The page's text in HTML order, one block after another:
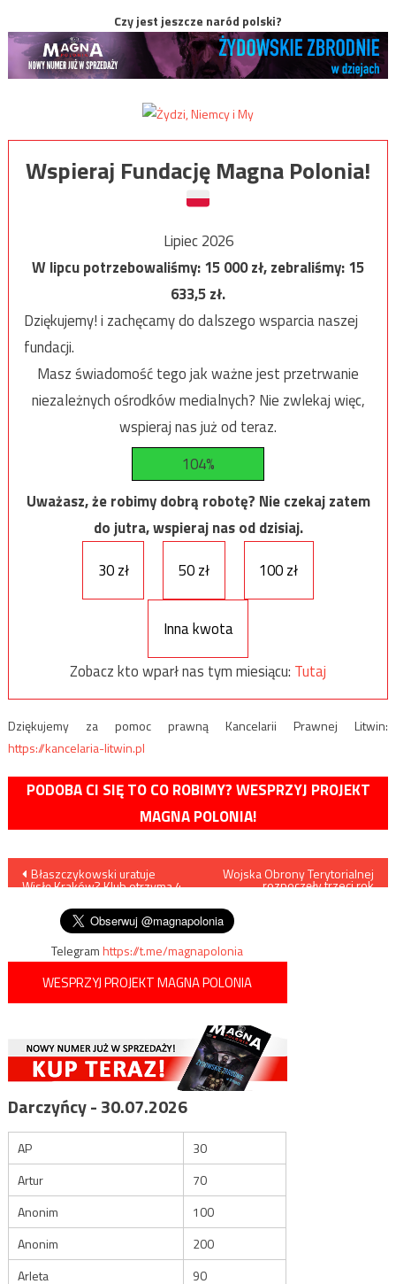
Czy jest jeszcze naród polski?
Wspieraj Fundację Magna Polonia!
Lipiec 2026
W lipcu potrzebowaliśmy:15 000zł, zebraliśmy:15
633,5zł.
Dziękujemy! i zachęcamy do dalszego wsparcia naszej
fundacji.
Masz świadomość tego jak ważne jest przetrwanie
niezależnych ośrodków medialnych? Nie zwlekaj więc,
wspieraj nas już od teraz.
104%
Uważasz, że robimy dobrą robotę? Nie czekaj zatem
do jutra, wspieraj nas od dzisiaj.
30 zł
50 zł 100 zł
Inna kwota
Zobacz kto wparł nas tym miesiącu: Tutaj
Dziękujemy za pomoc prawną Kancelarii Prawnej Litwin:
https://kancelaria-litwin.pl
PODOBA CI SIĘ TO CO ROBIMY? WESPRZYJ PROJEKT
MAGNA POLONIA!
Nawigacja
wpisu
Błaszczykowski uratuje
Wisłę Kraków? Klub otrzyma 4
Wojska Obrony Terytorialnej
rozpoczęły trzeci rok
Telegramhttps://t.me/magnapolonia
WESPRZYJ PROJEKT MAGNA POLONIA
Darczyńcy - 30.07.2026
AP
30
Artur
70
Anonim
100
Anonim
200
Arleta
90